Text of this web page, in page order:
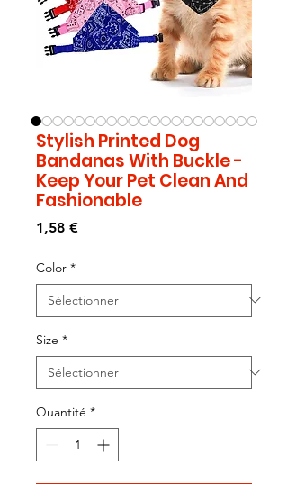
Stylish Printed Dog
Bandanas With Buckle -
Keep Your Pet Clean And
Fashionable
1,58 €Prix
Color *
Size *
Quantité *